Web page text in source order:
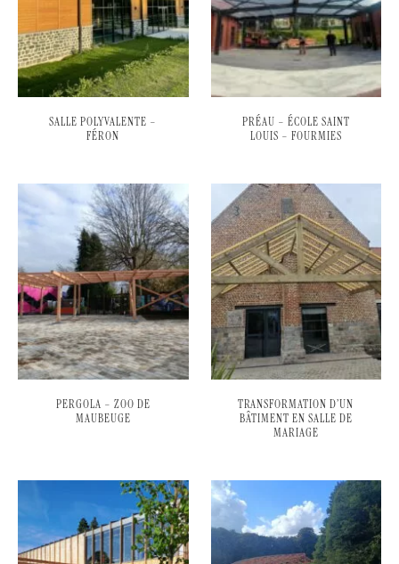
SALLE POLYVALENTE –
FÉRON
PRÉAU – ÉCOLE SAINT
LOUIS – FOURMIES
PERGOLA – ZOO DE
MAUBEUGE
TRANSFORMATION D’UN
BÂTIMENT EN SALLE DE
MARIAGE